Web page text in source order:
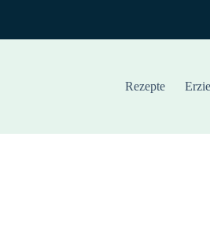
Rezepte